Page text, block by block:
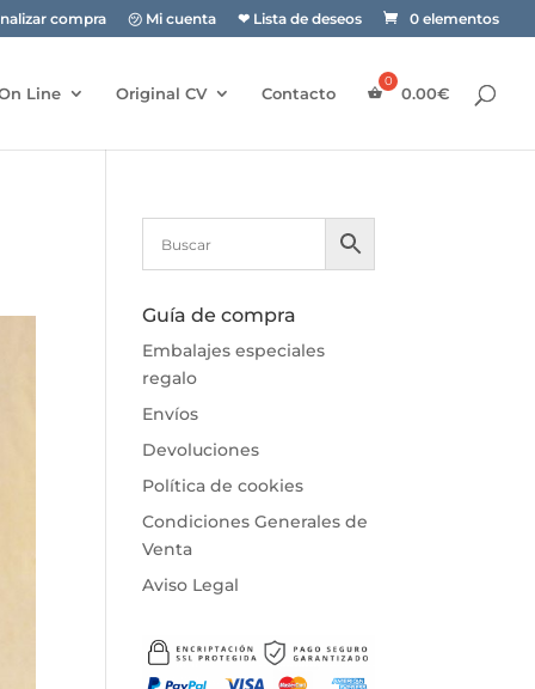
compra ㋡ Mi cuenta ❤ Lista de deseos 0 elementos
Line Original CV Contacto 0.00€
Guía de compra
Embalajes especiales
regalo
Envíos
Devoluciones
Política de cookies
Condiciones Generales de
Venta
Aviso Legal